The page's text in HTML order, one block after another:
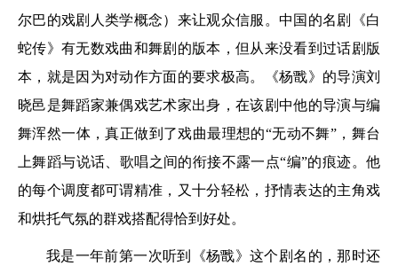
尔巴的戏剧人类学概念）来让观众信服。中国的名剧《白
蛇传》有无数戏曲和舞剧的版本，但从来没看到过话剧版
本，就是因为对动作方面的要求极高。《杨戬》的导演刘
晓邑是舞蹈家兼偶戏艺术家出身，在该剧中他的导演与编
舞浑然一体，真正做到了戏曲最理想的“无动不舞”，舞台
上舞蹈与说话、歌唱之间的衔接不露一点“编”的痕迹。他
的每个调度都可谓精准，又十分轻松，抒情表达的主角戏
和烘托气氛的群戏搭配得恰到好处。
我是一年前第一次听到《杨戬》这个剧名的，那时还